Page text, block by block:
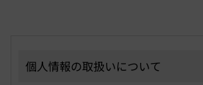
個人情報の取扱いについて